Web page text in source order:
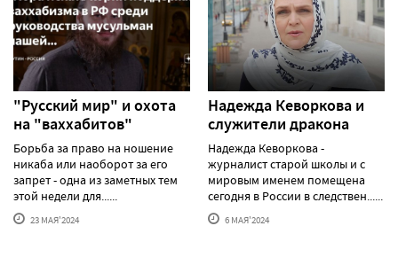
"Русский мир" и охота
на "ваххабитов"
Борьба за право на ношение
никаба или наоборот за его
запрет - одна из заметных тем
этой недели для......
23 МАЯ'2024
Надежда Кеворкова и
служители дракона
Надежда Кеворкова -
журналист старой школы и с
мировым именем помещена
сегодня в России в следствен......
6 МАЯ'2024